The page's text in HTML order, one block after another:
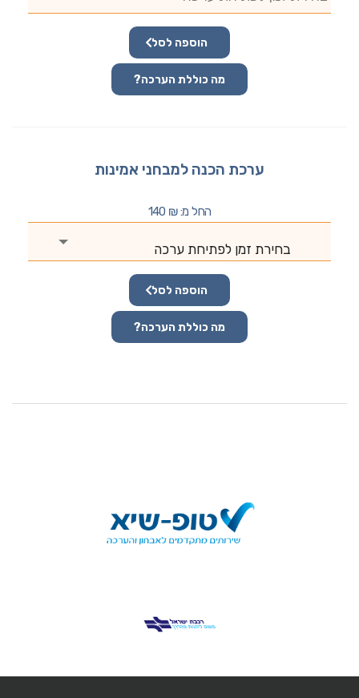
הוספה לסל
מה כוללת הערכה?
ערכת הכנה למבחני אמינות
החל מ: 140 ₪
בחירת זמן לפתיחת ערכה
הוספה לסל
מה כוללת הערכה?